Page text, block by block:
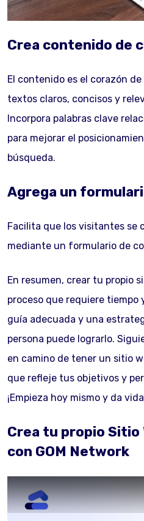
Crea contenido de
El contenido es el corazón
textos claros, concisos y
Incorpora palabras clave
para mejorar el
búsqueda.
Agrega un
Facilita que los visitantes se
mediante un formulario de
En resumen, crear tu propio
proceso que requiere tiempo
guía adecuada y una
persona puede lograrlo.
en camino de tener un sitio
que refleje tus objetivos y
¡Empieza hoy mismo y da
Crea tu propio Sitio
con GOM Network